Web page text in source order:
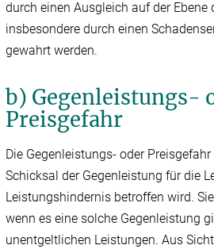
durch einen Ausgleich auf der Ebene
insbesondere durch einen
gewahrt werden.
b) Gegenleistungs-
Preisgefahr
Die Gegenleistungs- oder
Schicksal der Gegenleistung für die
Leistungshindernis betroffen wird.
wenn es eine solche Gegenleistung
unentgeltlichen Leistungen. Aus